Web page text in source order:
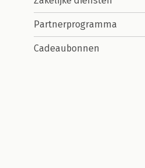
Partnerprogramma
Cadeaubonnen